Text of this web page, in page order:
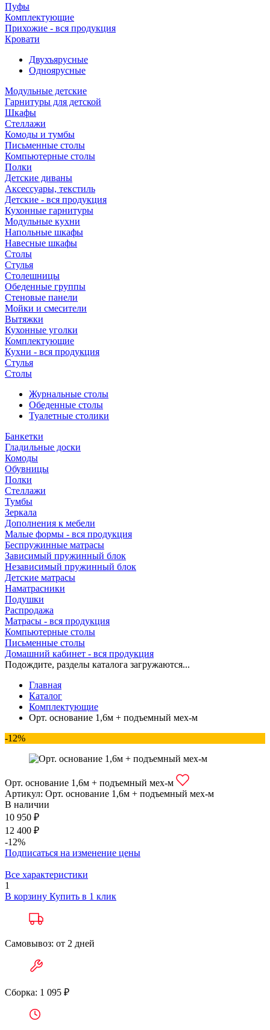
Пуфы
Комплектующие
Прихожие - вся продукция
Кровати
Двухъярусные
Одноярусные
Модульные детские
Гарнитуры для детской
Шкафы
Стеллажи
Комоды и тумбы
Письменные столы
Компьютерные столы
Полки
Детские диваны
Аксессуары, текстиль
Детские - вся продукция
Кухонные гарнитуры
Модульные кухни
Напольные шкафы
Навесные шкафы
Столы
Стулья
Столешницы
Обеденные группы
Стеновые панели
Мойки и смесители
Вытяжки
Кухонные уголки
Комплектующие
Кухни - вся продукция
Стулья
Столы
Журнальные столы
Обеденные столы
Туалетные столики
Банкетки
Гладильные доски
Комоды
Обувницы
Полки
Стеллажи
Тумбы
Зеркала
Дополнения к мебели
Малые формы - вся продукция
Беспружинные матрасы
Зависимый пружинный блок
Независимый пружинный блок
Детские матрасы
Наматрасники
Подушки
Распродажа
Матрасы - вся продукция
Компьютерные столы
Письменные столы
Домашний кабинет - вся продукция
Подождите, разделы каталога загружаются...
Главная
Каталог
Комплектующие
Орт. основание 1,6м + подъемный мех-м
-12%
Орт. основание 1,6м + подъемный мех-м
Артикул: Орт. основание 1,6м + подъемный мех-м
В наличии
10 950 ₽
12 400 ₽
-12%
Подписаться на изменение цены
Все характеристики
1
В корзину Купить в 1 клик
Самовывоз: от 2 дней
Сборка: 1 095 ₽